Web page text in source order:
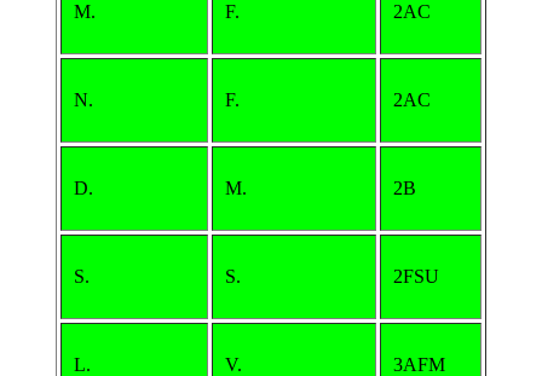
M. F. 2AC
N. F. 2AC
D. M. 2B
S. S. 2FSU
L. V. 3AFM